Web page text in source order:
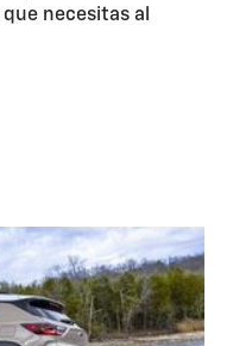
necesitas al